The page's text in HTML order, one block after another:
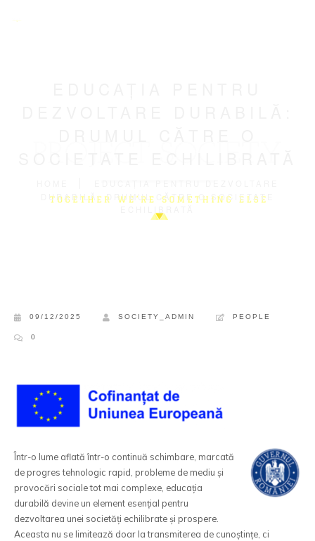
DURABILĂ: DRUMUL CĂTRE O SOCIETATE
09/12/2025 SOCIETY_ADMIN PEOPLE
0
Într-o lume aflată într-o continuă schimbare, marcată
de progres tehnologic rapid, probleme de mediu și
provocări sociale tot mai complexe, educația
durabilă devine un element esențial pentru
dezvoltarea unei societăți echilibrate și prospere.
Aceasta nu se limitează doar la transmiterea de cunoștințe, ci